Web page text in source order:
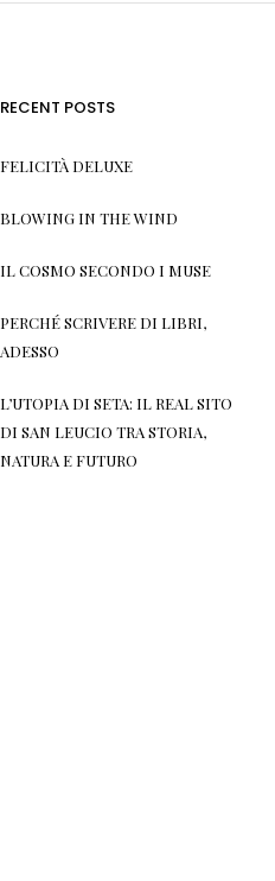
RECENT POSTS
FELICITÀ DELUXE
BLOWING IN THE WIND
IL COSMO SECONDO I MUSE
PERCHÉ SCRIVERE DI LIBRI,
ADESSO
L’UTOPIA DI SETA: IL REAL SITO
DI SAN LEUCIO TRA STORIA,
NATURA E FUTURO